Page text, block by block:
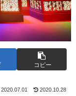
コピー
2020.07.01 2020.10.28